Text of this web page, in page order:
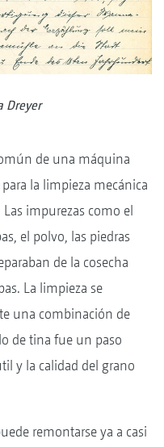
Dreyer
de una máquina
la limpieza mecánica
impurezas como el
el polvo, las piedras
de la cosecha
La limpieza se
una combinación de
de tina fue un paso
y la calidad del grano
remontarse ya a casi